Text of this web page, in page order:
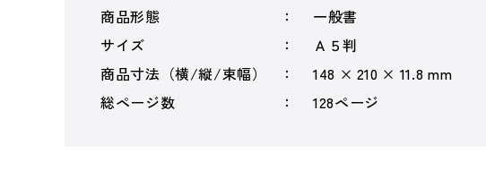
商品形態
一般書
サイズ
Ａ５判
商品寸法（横/縦/束幅）
148 × 210 × 11.8 mm
総ページ数
128ページ